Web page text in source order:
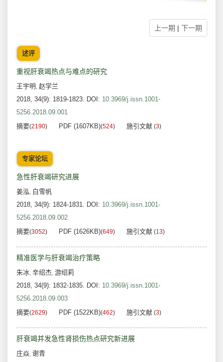
上一期 | 下一期
述评
重视肝衰竭热点与难点的研究
王宇明 , 赵学兰
2018, 34(9): 1819-1823. DOI: 10.3969/j.issn.1001-
5256.2018.09.001
摘要(2190) PDF (1607KB)(524) 施引文献 (3)
专家论坛
急性肝衰竭研究进展
姜泓, 白雪帆
2018, 34(9): 1824-1831. DOI: 10.3969/j.issn.1001-
5256.2018.09.002
摘要(3052) PDF (1626KB)(649) 施引文献 (13)
精准医学与肝衰竭治疗策略
朱冰, 辛绍杰, 游绍莉
2018, 34(9): 1832-1835. DOI: 10.3969/j.issn.1001-
5256.2018.09.003
摘要(2629) PDF (1522KB)(462) 施引文献 (3)
肝衰竭并发急性肾损伤热点研究新进展
庄焱, 谢青